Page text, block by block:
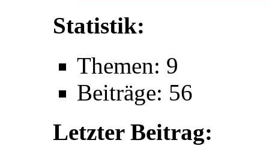
Statistik:
Themen: 9
Beiträge: 56
Letzter Beitrag: